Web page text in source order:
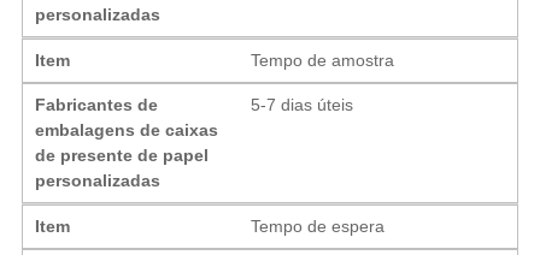
personalizadas
Item Tempo de amostra
Fabricantes de
embalagens de caixas
de presente de papel
personalizadas
5-7 dias úteis
Item Tempo de espera